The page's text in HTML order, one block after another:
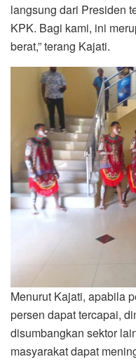
langsung dari Presiden
KPK. Bagi kami, ini
berat,” terang Kajati.
Menurut Kajati, apabila
persen dapat tercapai,
disumbangkan sektor
masyarakat dapat